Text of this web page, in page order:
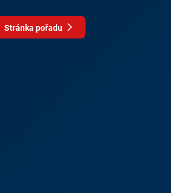
Stránka pořadu